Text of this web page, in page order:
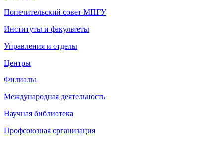
Попечительский совет МПГУ
Институты и факультеты
Управления и отделы
Центры
Филиалы
Международная деятельность
Научная библиотека
Профсоюзная организация